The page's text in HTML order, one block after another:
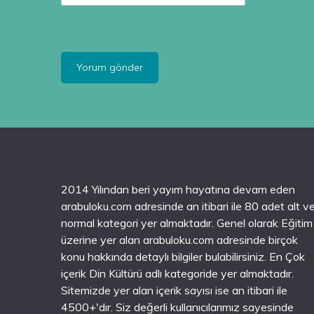
2014 Yılından beri yayım hayatına devam eden
arabuloku.com adresinde an itibari ile 80 adet alt
normal kategori yer almaktadır. Genel olarak Eğitim
üzerine yer alan arabuloku.com adresinde birçok
konu hakkında detaylı bilgiler bulabilirsiniz. En Çok
içerik Din Kültürü adlı kategoride yer almaktadır.
Sitemizde yer alan içerik sayısı ise an itibari ile
4500+'dır. Siz değerli kullanıcılarımız sayesinde